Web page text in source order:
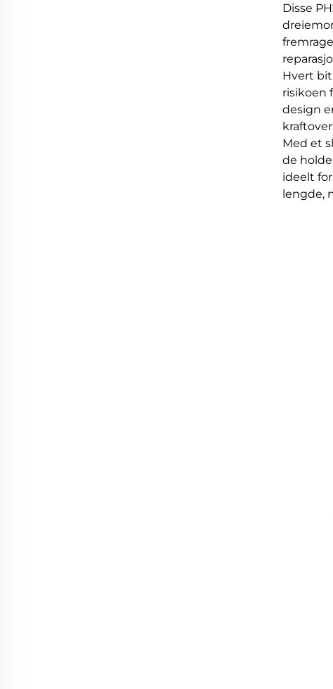
Disse
Hvert
risikoen
design
Med et
de
ideelt
lengde,